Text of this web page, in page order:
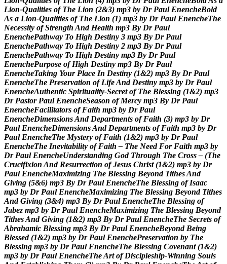
Lion-Qualities of The Lion (2&3) mp3 by Dr Paul EnencheBold
As a Lion-Qualities of The Lion (1) mp3 by Dr Paul EnencheThe
Necessity of Strength And Health mp3 By Dr Paul
EnenchePathway To High Destiny 3 mp3 By Dr Paul
EnenchePathway To High Destiny 2 mp3 By Dr Paul
EnenchePathway To High Destiny mp3 By Dr Paul
EnenchePurpose of High Destiny mp3 By Dr Paul
EnencheTaking Your Place In Destiny (1&2) mp3 By Dr Paul
EnencheThe Preservation of LifeAnd Destiny mp3 by Dr Paul
EnencheAuthentic Spirituality-Secret of The Blessing (1&2) mp3
Dr Pastor Paul EnencheSeason of Mercy mp3 By Dr Paul
EnencheFacilitators of Faith mp3 by Dr Paul
EnencheDimensionsAnd Departments of Faith (3) mp3 by Dr
Paul EnencheDimensionsAnd Departments of Faith mp3 by Dr
Paul EnencheThe Mystery of Faith (1&2) mp3 by Dr Paul
EnencheThe Inevitability of Faith – The Need For Faith mp3 by
Dr Paul EnencheUnderstanding God Through The Cross – (The
Crucifixion And Resurrection of Jesus Christ (1&2) mp3 by Dr
Paul EnencheMaximizing The Blessing Beyond TithesAnd
Giving (5&6) mp3 By Dr Paul EnencheThe Blessing of Isaac
mp3 by Dr Paul EnencheMaximizing The Blessing Beyond Tithes
And Giving (3&4) mp3 By Dr Paul EnencheThe Blessing of
Jabez mp3 by Dr Paul EnencheMaximizing The Blessing Beyond
TithesAnd Giving (1&2) mp3 By Dr Paul EnencheThe Secrets of
Abrahamic Blessing mp3 By Dr Paul EnencheBeyond Being
Blessed (1&2) mp3 by Dr Paul EnenchePreservation by The
Blessing mp3 by Dr Paul EnencheThe Blessing Covenant (1&2)
mp3 by Dr Paul EnencheTheArt of Discipleship-Winning Souls